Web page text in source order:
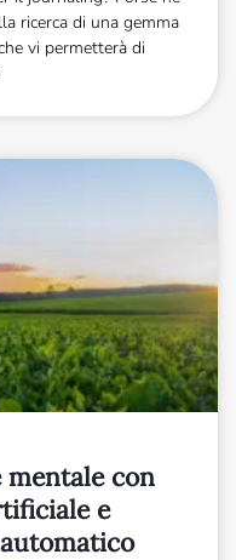
ricerca di una gemma
vi permetterà di
mentale con
e